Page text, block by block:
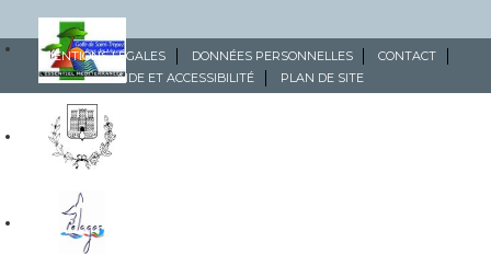
MENTIONS LÉGALES DONNÉES PERSONNELLES
CONTACT
AIDE ET ACCESSIBILITÉ
PLAN DE SITE